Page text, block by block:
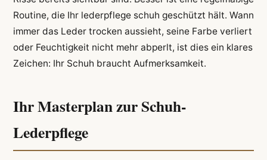
Routine, die Ihr lederpflege schuh geschützt hält. Wann
immer das Leder trocken aussieht, seine Farbe verliert
oder Feuchtigkeit nicht mehr abperlt, ist dies ein klares
Zeichen: Ihr Schuh braucht Aufmerksamkeit.
Ihr Masterplan zur Schuh-
Lederpflege